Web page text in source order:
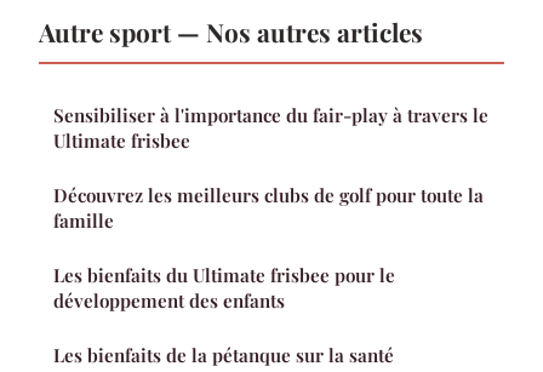
Autre sport — Nos autres articles
Sensibiliser à l'importance du fair-play à travers le
Ultimate frisbee
Découvrez les meilleurs clubs de golf pour toute la
famille
Les bienfaits du Ultimate frisbee pour le
développement des enfants
Les bienfaits de la pétanque sur la santé